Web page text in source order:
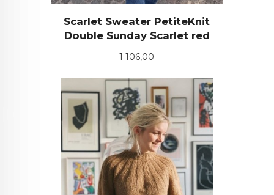
Scarlet Sweater PetiteKnit
Double Sunday Scarlet red
Pris
1 106,00